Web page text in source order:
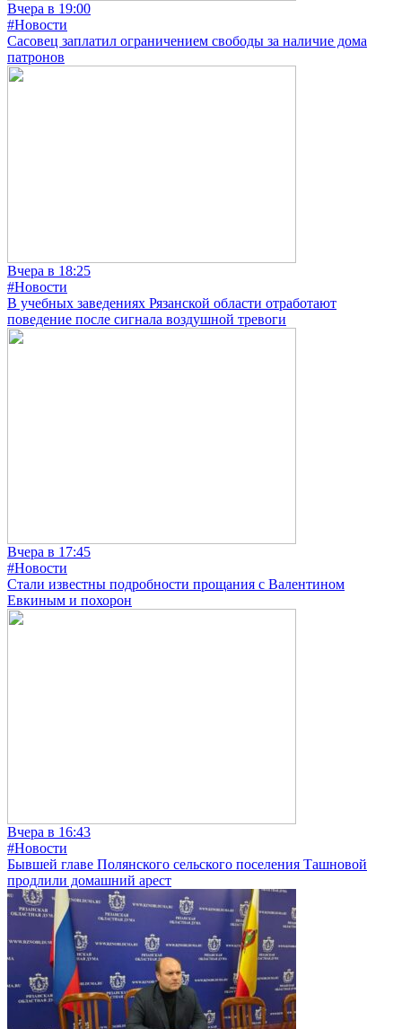
Вчера в 19:00
#Новости
Сасовец заплатил ограничением свободы за наличие дома
патронов
Вчера в 18:25
#Новости
В учебных заведениях Рязанской области отработают
поведение после сигнала воздушной тревоги
Вчера в 17:45
#Новости
Стали известны подробности прощания с Валентином
Евкиным и похорон
Вчера в 16:43
#Новости
Бывшей главе Полянского сельского поселения Ташновой
продлили домашний арест